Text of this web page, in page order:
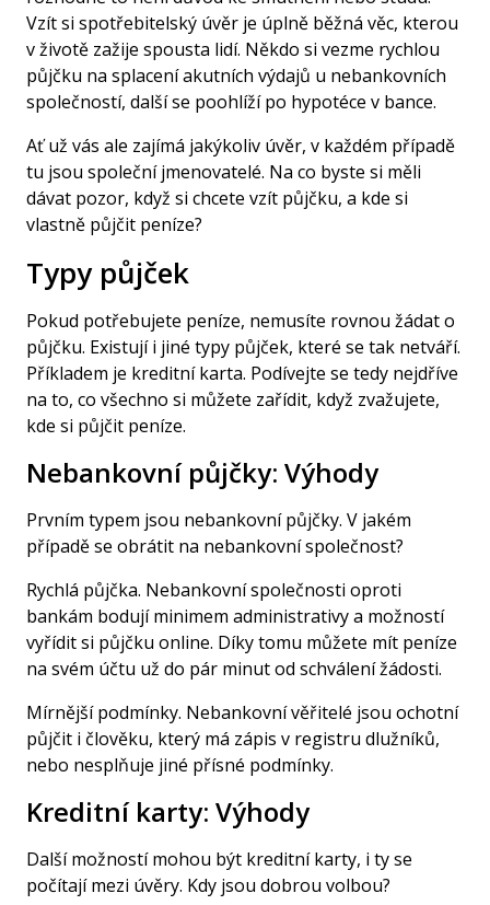
Vzít si spotřebitelský úvěr je úplně běžná věc, kterou
v životě zažije spousta lidí. Někdo si vezme rychlou
půjčku na splacení akutních výdajů u nebankovních
společností, další se poohlíží po hypotéce v bance.
Ať už vás ale zajímá jakýkoliv úvěr, v každém případě
tu jsou společní jmenovatelé. Na co byste si měli
dávat pozor, když si chcete vzít půjčku, a kde si
vlastně půjčit peníze?
Typy půjček
Pokud potřebujete peníze, nemusíte rovnou žádat o
půjčku. Existují i jiné typy půjček, které se tak netváří.
Příkladem je kreditní karta. Podívejte se tedy nejdříve
na to, co všechno si můžete zařídit, když zvažujete,
kde si půjčit peníze.
Nebankovní půjčky: Výhody
Prvním typem jsou nebankovní půjčky. V jakém
případě se obrátit na nebankovní společnost?
Rychlá půjčka. Nebankovní společnosti oproti
bankám bodují minimem administrativy a možností
vyřídit si půjčku online. Díky tomu můžete mít peníze
na svém účtu už do pár minut od schválení žádosti.
Mírnější podmínky. Nebankovní věřitelé jsou ochotní
půjčit i člověku, který má zápis v registru dlužníků,
nebo nesplňuje jiné přísné podmínky.
Kreditní karty: Výhody
Další možností mohou být kreditní karty, i ty se
počítají mezi úvěry. Kdy jsou dobrou volbou?